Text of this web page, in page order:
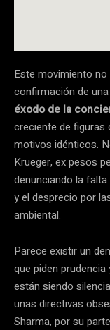
Este movimiento
confirmación de
éxodo de la
creciente de figuras
motivos idénticos.
Krueger, ex pesos
denunciando la
y el desprecio por
ambiental.
Parece existir un
que piden
están siendo
unas directivas
Sharma, por su